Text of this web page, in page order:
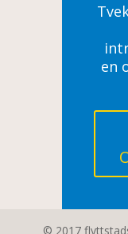
en
© 2017